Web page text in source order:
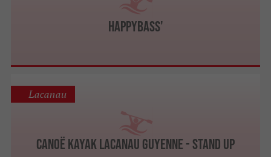
HappyBass'
Canoë Kayak Lacanau Guyenne - Stand Up
Lacanau